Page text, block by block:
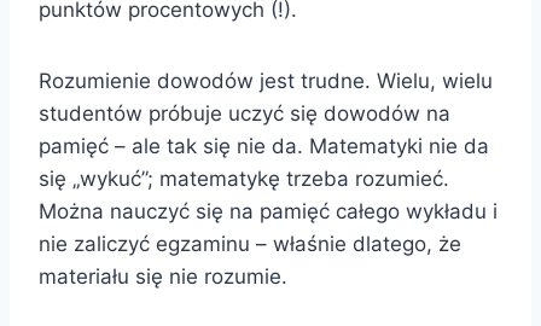
punktów procentowych (!).
Rozumienie dowodów jest trudne. Wielu, wielu
studentów próbuje uczyć się dowodów na
pamięć – ale tak się nie da. Matematyki nie da
się „wykuć”; matematykę trzeba rozumieć.
Można nauczyć się na pamięć całego wykładu i
nie zaliczyć egzaminu – właśnie dlatego, że
materiału się nie rozumie.